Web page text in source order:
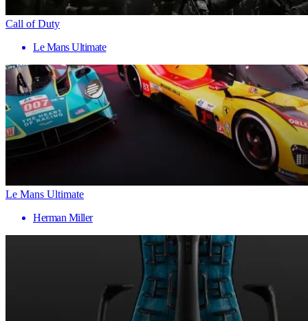
Call of Duty
Le Mans Ultimate
Le Mans Ultimate
Herman Miller